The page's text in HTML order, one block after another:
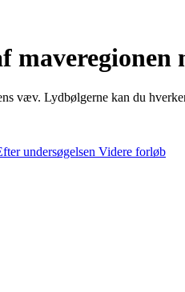
maveregionen
væv. Lydbølgerne kan du
undersøgelsen Videre forløb